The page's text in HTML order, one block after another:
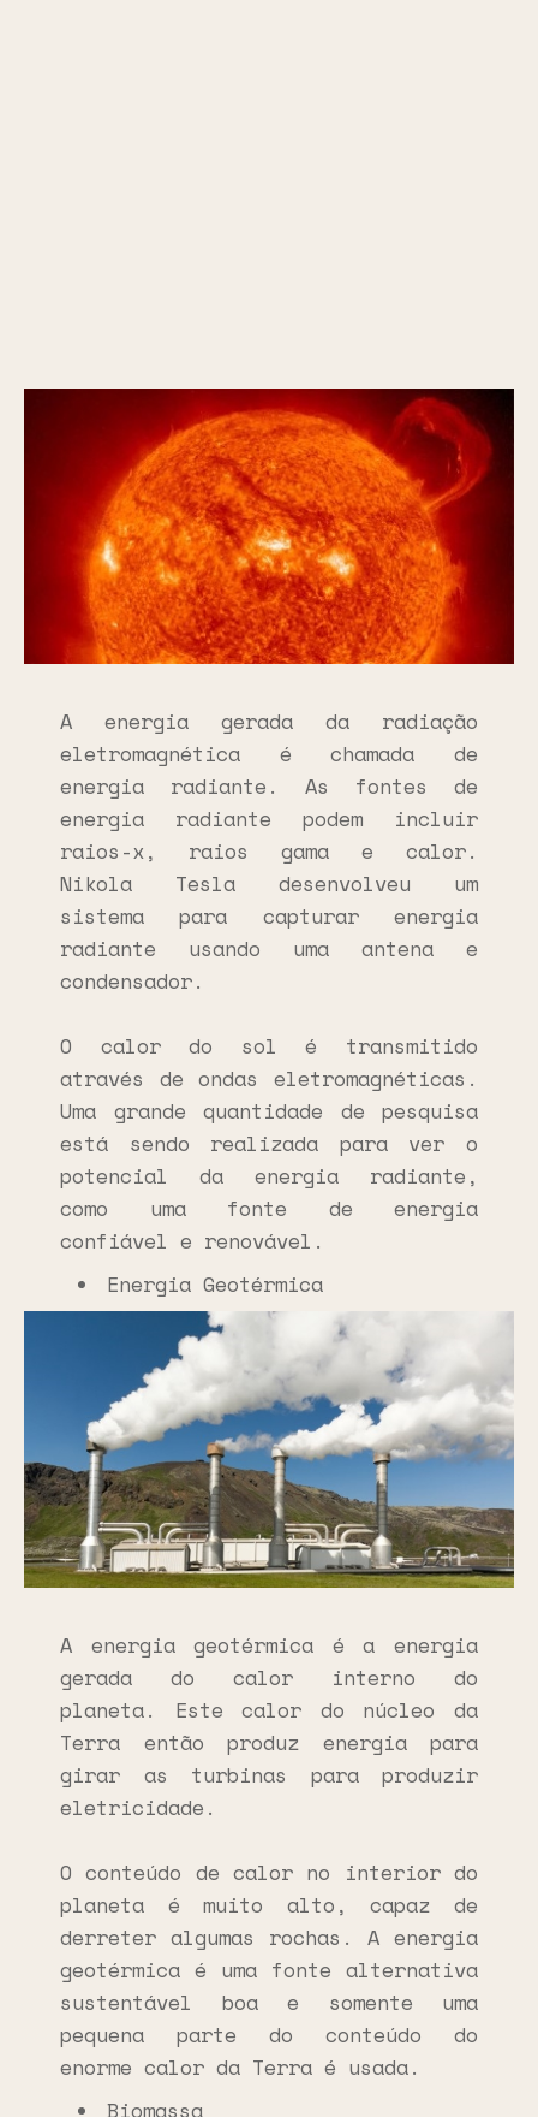
A energia gerada da radiação
eletromagnética é chamada de
energia radiante. As fontes de
energia radiante podem incluir
raios-x, raios gama e calor.
Nikola Tesla desenvolveu um
sistema para capturar energia
radiante usando uma antena e
condensador.
O calor do sol é transmitido
através de ondas eletromagnéticas.
Uma grande quantidade de pesquisa
está sendo realizada para ver o
potencial da energia radiante,
como uma fonte de energia
confiável e renovável.
Energia Geotérmica
A energia geotérmica é a energia
gerada do calor interno do
planeta. Este calor do núcleo da
Terra então produz energia para
girar as turbinas para produzir
eletricidade.
O conteúdo de calor no interior do
planeta é muito alto, capaz de
derreter algumas rochas. A energia
geotérmica é uma fonte alternativa
sustentável boa e somente uma
pequena parte do conteúdo do
enorme calor da Terra é usada.
Biomassa